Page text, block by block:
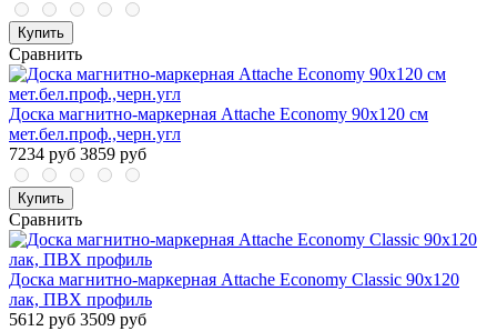
Купить
Сравнить
Доска магнитно-маркерная Attache Economy 90х120 см
мет.бел.проф.,черн.угл
7234 руб 3859 руб
Купить
Сравнить
Доска магнитно-маркерная Attache Economy Classic 90х120
лак, ПВХ профиль
5612 руб 3509 руб